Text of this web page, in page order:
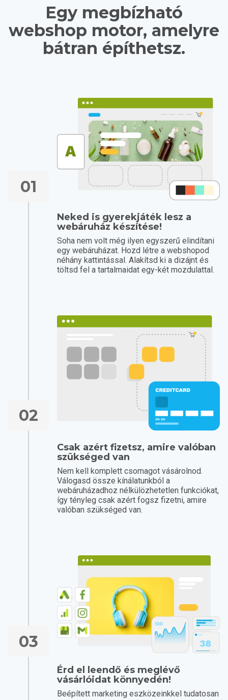
Egy megbízható
webshop motor, amelyre
bátran építhetsz.
01
Neked is gyerekjáték lesz a
webáruház készítése!
Soha nem volt még ilyen egyszerű elindítani
egy webáruházat. Hozd létre a webshopod
néhány kattintással. Alakítsd ki a dizájnt és
töltsd fel a tartalmaidat egy-két mozdulattal.
02
Csak azért fizetsz, amire valóban
szükséged van
Nem kell komplett csomagot vásárolnod.
Válogasd össze kínálatunkból a
webáruházadhoz nélkülözhetetlen funkciókat,
így tényleg csak azért fogsz fizetni, amire
valóban szükséged van.
03
Érd el leendő és meglévő
vásárlóidat könnyedén!
Beépített marketing eszközeinkkel tudatosan